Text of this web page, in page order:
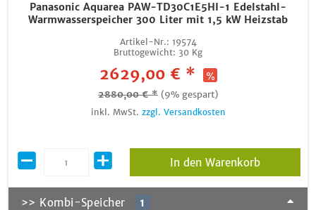
Panasonic Aquarea PAW-TD30C1E5HI-1 Edelstahl-
Warmwasserspeicher 300 Liter mit 1,5 kW Heizstab
Artikel-Nr.: 19574
Bruttogewicht: 30 Kg
2629,00 € *
2880,00 € * (9% gespart)
inkl. MwSt. zzgl. Versandkosten
In den Warenkorb
>> Kombi-Speicher 1